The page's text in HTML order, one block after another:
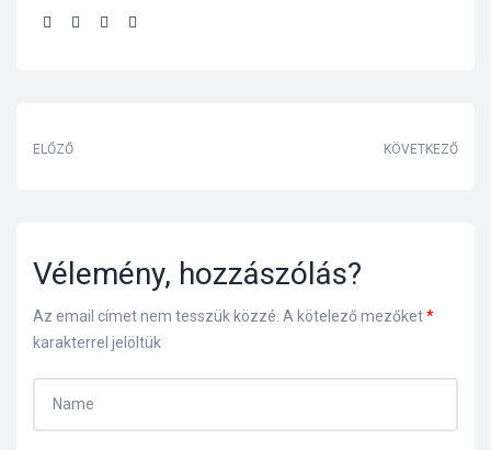
ELŐZŐ KÖVETKEZŐ
Vélemény, hozzászólás?
Az email címet nem tesszük közzé. A kötelező mezőket*
karakterrel jelöltük